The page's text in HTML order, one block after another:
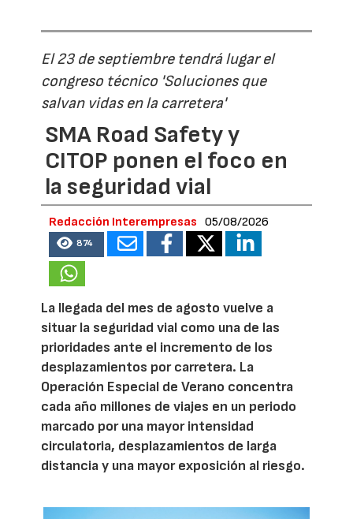
El 23 de septiembre tendrá lugar el
congreso técnico 'Soluciones que
salvan vidas en la carretera'
SMA Road Safety y
CITOP ponen el foco en
la seguridad vial
Redacción Interempresas 05/08/2026
874
La llegada del mes de agosto vuelve a
situar la seguridad vial como una de las
prioridades ante el incremento de los
desplazamientos por carretera. La
Operación Especial de Verano concentra
cada año millones de viajes en un periodo
marcado por una mayor intensidad
circulatoria, desplazamientos de larga
distancia y una mayor exposición al riesgo.